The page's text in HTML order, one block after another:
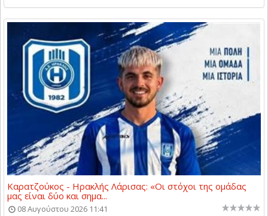
Καρατζούκος - Ηρακλής Λάρισας: «Οι στόχοι της ομάδας
μας είναι δύο και σημα...
08 Αυγούστου 2026 11:41